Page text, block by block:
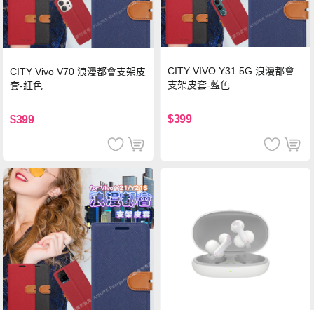
CITY Vivo V70 浪漫都會支架皮
套-紅色
$399
CITY VIVO Y31 5G 浪漫都會
支架皮套-藍色
$399